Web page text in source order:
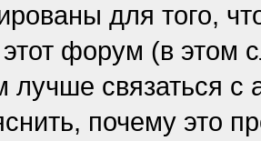
для того,
форум (в этом
лучше связаться
почему это